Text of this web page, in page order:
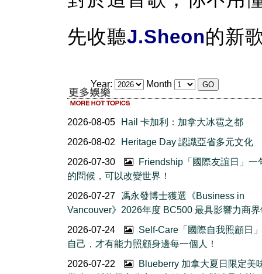
先收聽J.Sheon的新
Year: Month
2026-08-05
Hail 卡加利：加拿大冰雹之都
2026-08-02
Heritage Day 認識亞省多元文化
2026-07-30
Friendship「國際友誼日」一
的問候，可以改變世界！
2026-07-27
馮永發博士獲選《Business in
Vancouver》2026年度 BC500 最具影響力商
2026-07-24
Self-Care「國際自我照顧日
自己，才有能力照顧身邊每一個人！
2026-07-22
Blueberry 加拿大夏日限定美